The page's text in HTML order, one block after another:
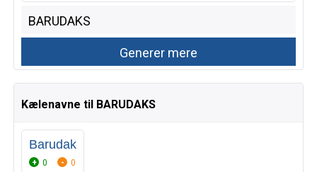
Kælenavne til BARUDAKS
Barudak
0 0